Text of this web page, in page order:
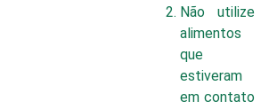
Não utilize
alimentos
que
estiveram
em contato